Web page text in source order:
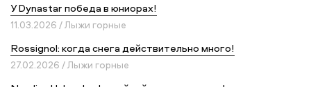
У Dynastar победа в юниорах!
11.03.2026 / Лыжи горные
Rossignol: когда снега действительно много!
27.02.2026 / Лыжи горные